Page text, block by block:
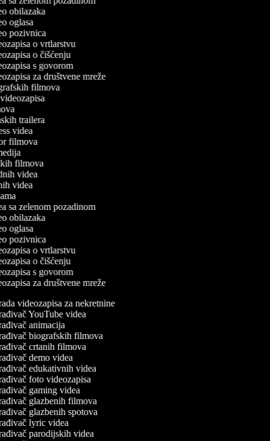
obilazaka
oglasa
pozivnica
o vrtlarstvu
o čišćenju
s govorom
za društvene mreže
filmova
trailera
videa
filmova
filmova
videa
videa
sa zelenom pozadinom
obilazaka
oglasa
pozivnica
o vrtlarstvu
o čišćenju
s govorom
za društvene mreže
videozapisa za nekretnine
YouTube videa
animacija
biografskih filmova
crtanih filmova
demo videa
edukativnih videa
foto videozapisa
gaming videa
glazbenih filmova
glazbenih spotova
lyric videa
parodijskih videa